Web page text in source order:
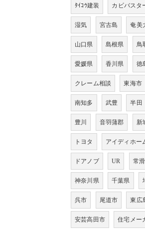
ﾀｲｺｳ建装 カビバスタ
湿気 宮古島 奄美
山口県 島根県 鳥
愛媛県 香川県 徳
クレーム相談 東海市
南知多 武豊 半田
豊川 音羽蒲郡 新
トヨタ アイディホー
ドアノブ UR 常滑
神奈川県 千葉県
呉市 尾道市 東広
安芸高田市 住宅メー